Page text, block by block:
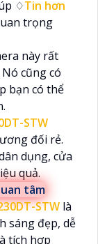
♢Tin hơn
trọng
này rất
cũng có
bạn có thể
STW
đối rẻ.
dụng, cửa
quả.
tâm
STW là
sáng đẹp, dễ
tích hợp